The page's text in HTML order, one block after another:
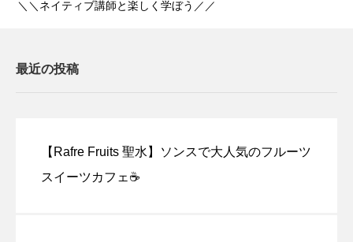
＼＼ネイティブ講師と楽しく学ぼう／／
最近の投稿
【Rafre Fruits 聖水】ソンスで大人気のフルーツ
スイーツカフェ☕